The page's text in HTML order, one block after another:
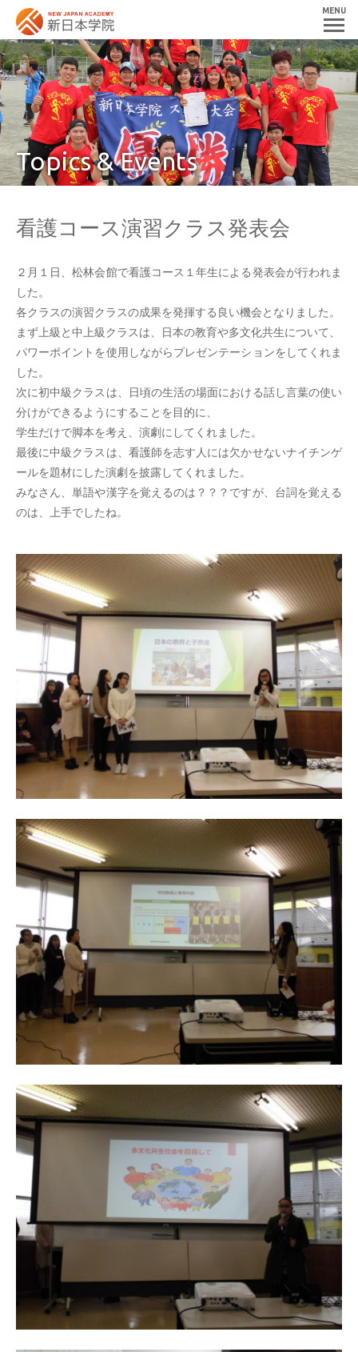
MENU
Topics & Events
看護コース演習クラス発表会
２月１日、松林会館で看護コース１年生による発表会が行われま
した。
各クラスの演習クラスの成果を発揮する良い機会となりました。
まず上級と中上級クラスは、日本の教育や多文化共生について、
パワーポイントを使用しながらプレゼンテーションをしてくれま
した。
次に初中級クラスは、日頃の生活の場面における話し言葉の使い
分けができるようにすることを目的に、
学生だけで脚本を考え、演劇にしてくれました。
最後に中級クラスは、看護師を志す人には欠かせないナイチンゲ
ールを題材にした演劇を披露してくれました。
みなさん、単語や漢字を覚えるのは？？？ですが、台詞を覚える
のは、上手でしたね。